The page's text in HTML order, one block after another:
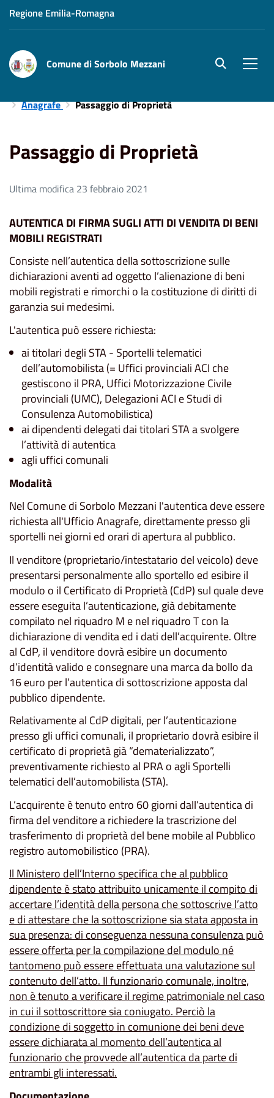
Regione Emilia-Romagna
Comune di Sorbolo Mezzani site.searc
Anagrafe
Passaggio di Proprietà
Passaggio di Proprietà
Ultima modifica 23 febbraio 2021
AUTENTICA DI FIRMA SUGLI ATTI DI VENDITA DI BENI
MOBILI REGISTRATI
Consiste nell’autentica della sottoscrizione sulle
dichiarazioni aventi ad oggetto l’alienazione di beni
mobili registrati e rimorchi o la costituzione di diritti di
garanzia sui medesimi.
L'autentica può essere richiesta:
ai titolari degli STA - Sportelli telematici
dell’automobilista (= Uffici provinciali ACI che
gestiscono il PRA, Uffici Motorizzazione Civile
provinciali (UMC), Delegazioni ACI e Studi di
Consulenza Automobilistica)
ai dipendenti delegati dai titolari STA a svolgere
l’attività di autentica
agli uffici comunali
Modalità
Nel Comune di Sorbolo Mezzani l'autentica deve essere
richiesta all'Ufficio Anagrafe, direttamente presso gli
sportelli nei giorni ed orari di apertura al pubblico.
Il venditore (proprietario/intestatario del veicolo) deve
presentarsi personalmente allo sportello ed esibire il
modulo o il Certificato di Proprietà (CdP) sul quale deve
essere eseguita l’autenticazione, già debitamente
compilato nel riquadro M e nel riquadro T con la
dichiarazione di vendita ed i dati dell’acquirente. Oltre
al CdP, il venditore dovrà esibire un documento
d’identità valido e consegnare una marca da bollo da
16 euro per l’autentica di sottoscrizione apposta dal
pubblico dipendente.
Relativamente al CdP digitali, per l’autenticazione
presso gli uffici comunali, il proprietario dovrà esibire il
certificato di proprietà già “dematerializzato”,
preventivamente richiesto al PRA o agli Sportelli
telematici dell’automobilista (STA).
L’acquirente è tenuto entro 60 giorni dall’autentica di
firma del venditore a richiedere la trascrizione del
trasferimento di proprietà del bene mobile al Pubblico
registro automobilistico (PRA).
Il Ministero dell’Interno specifica che al pubblico
dipendente è stato attribuito unicamente il compito di
accertare l’identità della persona che sottoscrive l’atto
e di attestare che la sottoscrizione sia stata apposta in
sua presenza: di conseguenza nessuna consulenza può
essere offerta per la compilazione del modulo né
tantomeno può essere effettuata una valutazione sul
contenuto dell’atto. Il funzionario comunale, inoltre,
non è tenuto a verificare il regime patrimoniale nel caso
in cui il sottoscrittore sia coniugato. Perciò la
condizione di soggetto in comunione dei beni deve
essere dichiarata al momento dell’autentica al
funzionario che provvede all’autentica da parte di
entrambi gli interessati.